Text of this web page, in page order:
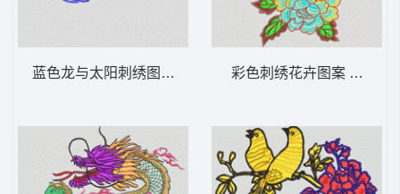
蓝色龙与太阳刺绣图案 龙 彩色刺绣花卉图案 靓花